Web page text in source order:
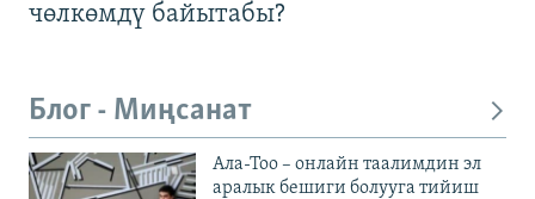
чөлкөмдү байытабы?
Блог - Миңсанат
Ала-Тоо – онлайн таалимдин эл
аралык бешиги болууга тийиш